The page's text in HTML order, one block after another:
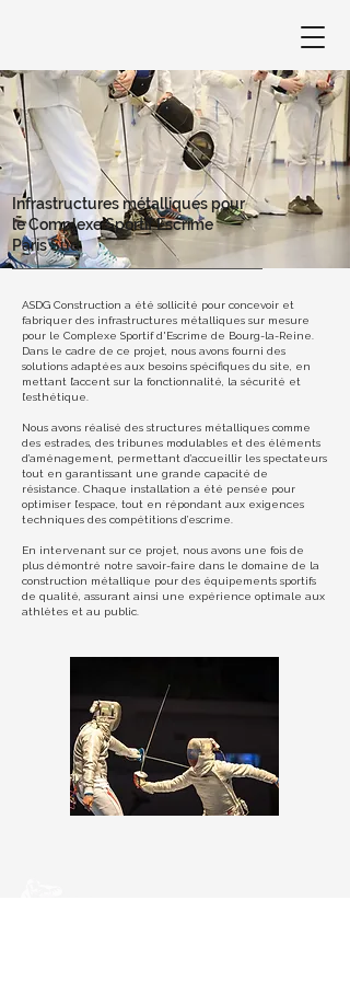
Infrastructures métalliques pour
le Complexe Sportif Escrime
Paris Sud
ASDG Construction a été sollicité pour concevoir et
fabriquer des infrastructures métalliques sur mesure
pour le Complexe Sportif d'Escrime de Bourg-la-Reine.
Dans le cadre de ce projet, nous avons fourni des
solutions adaptées aux besoins spécifiques du site, en
mettant l’accent sur la fonctionnalité, la sécurité et
l’esthétique.
Nous avons réalisé des structures métalliques comme
des estrades, des tribunes modulables et des éléments
d’aménagement, permettant d’accueillir les spectateurs
tout en garantissant une grande capacité de
résistance. Chaque installation a été pensée pour
optimiser l’espace, tout en répondant aux exigences
techniques des compétitions d’escrime.
En intervenant sur ce projet, nous avons une fois de
plus démontré notre savoir-faire dans le domaine de la
construction métallique pour des équipements sportifs
de qualité, assurant ainsi une expérience optimale aux
athlètes et au public.